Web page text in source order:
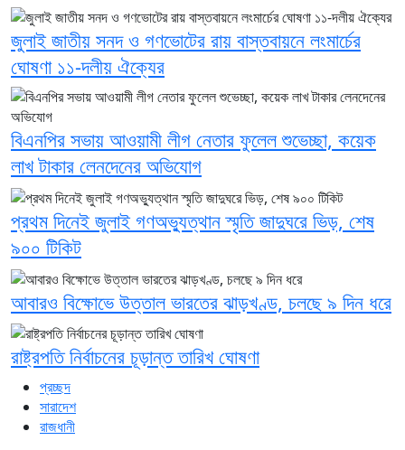
প্রচ্ছদ
সারাদেশ
রাজধানী
জুলাই জাতীয় সনদ ও গণভোটের রায় বাস্তবায়নে লংমার্চের
ঘোষণা ১১-দলীয় ঐক্যের
বিএনপির সভায় আওয়ামী লীগ নেতার ফুলেল শুভেচ্ছা, কয়েক
লাখ টাকার লেনদেনের অভিযোগ
প্রথম দিনেই জুলাই গণঅভ্যুত্থান স্মৃতি জাদুঘরে ভিড়, শেষ
৯০০ টিকিট
আবারও বিক্ষোভে উত্তাল ভারতের ঝাড়খণ্ড, চলছে ৯ দিন ধরে
রাষ্ট্রপতি নির্বাচনের চূড়ান্ত তারিখ ঘোষণা